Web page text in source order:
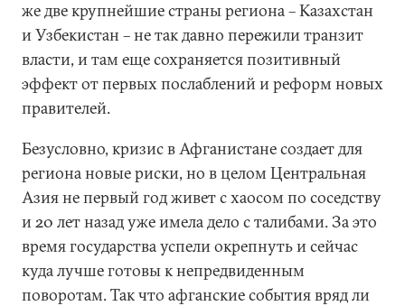
же две крупнейшие страны региона – Казахстан
и Узбекистан – не так давно пережили транзит
власти, и там еще сохраняется позитивный
эффект от первых послаблений и реформ новых
правителей.
Безусловно, кризис в Афганистане создает для
региона новые риски, но в целом Центральная
Азия не первый год живет с хаосом по соседству
и 20 лет назад уже имела дело с талибами. За это
время государства успели окрепнуть и сейчас
куда лучше готовы к непредвиденным
поворотам. Так что афганские события вряд ли